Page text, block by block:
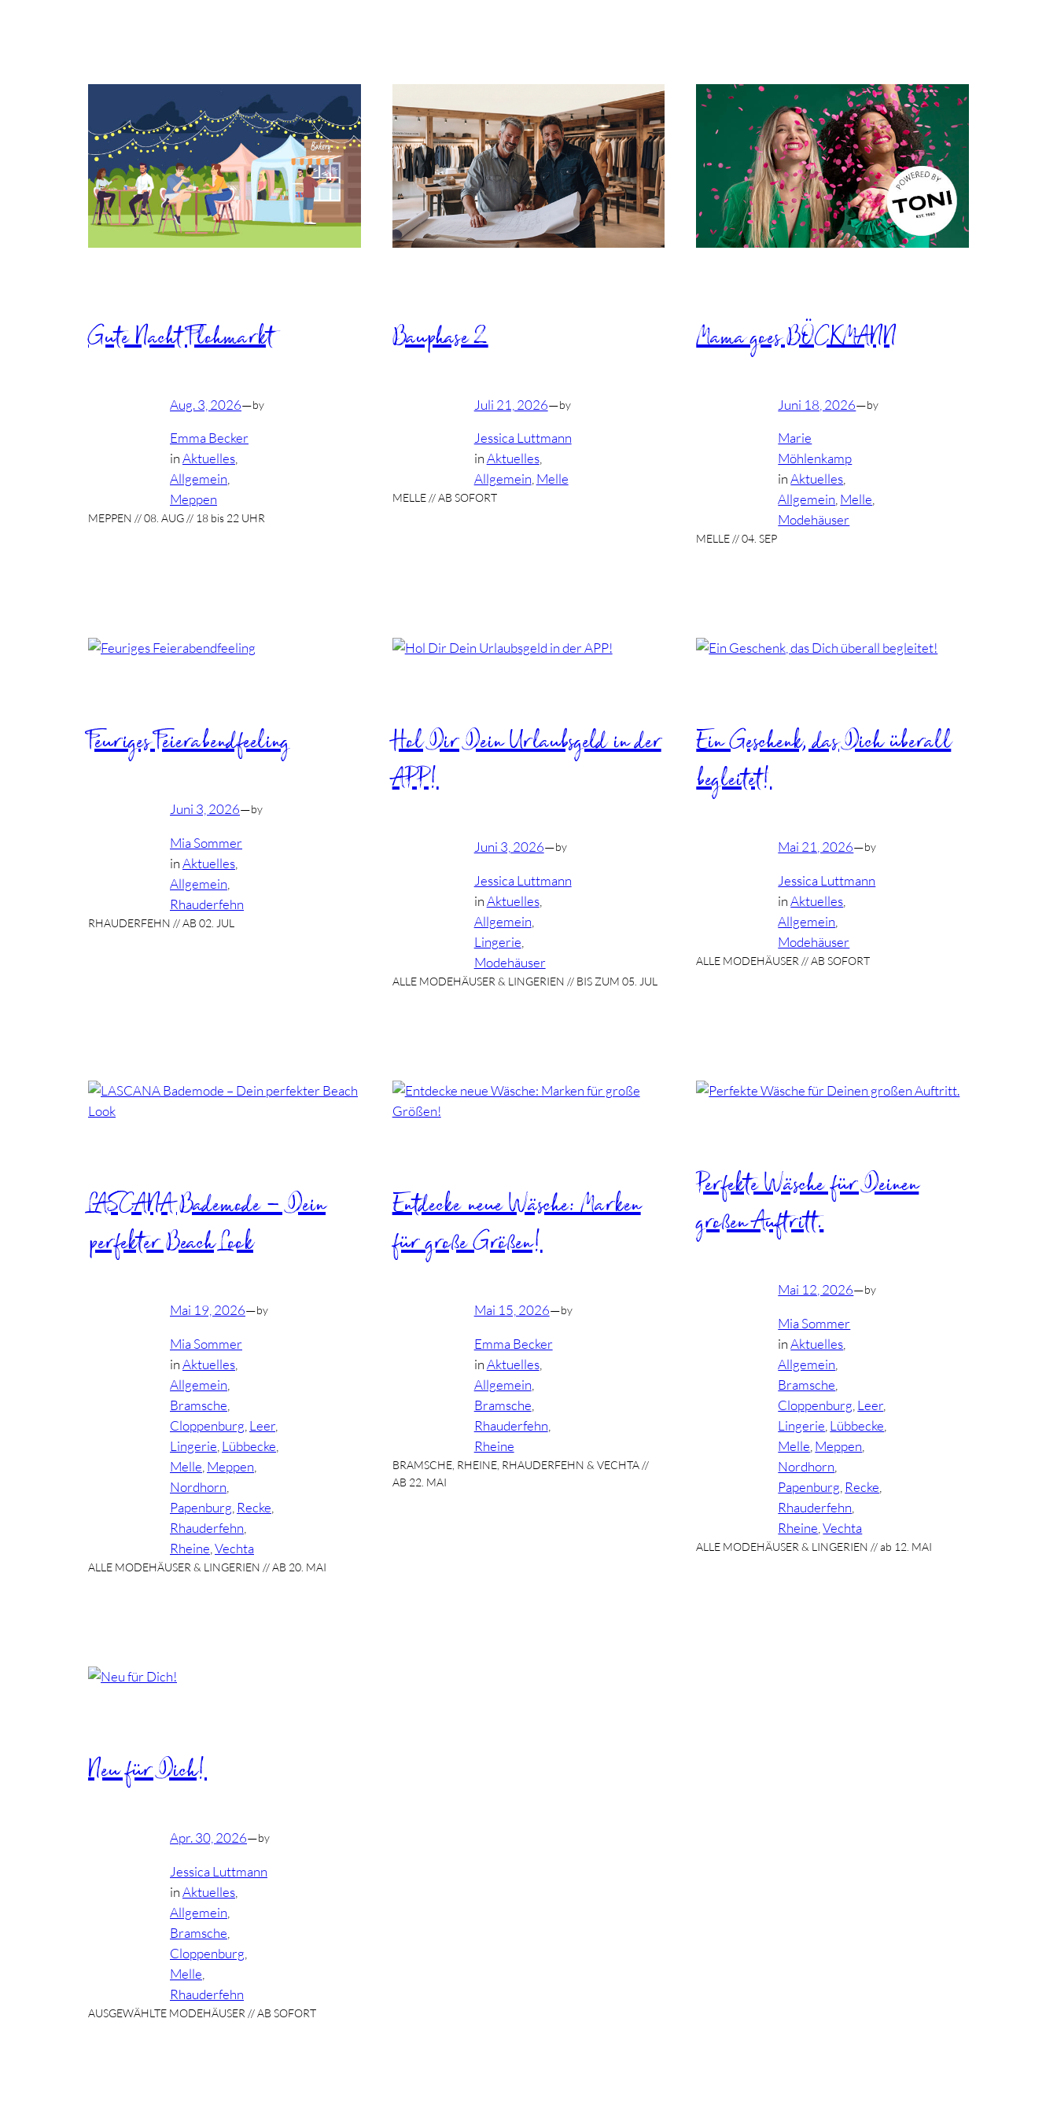
Gute Nacht Flohmarkt
Aug. 3, 2026—by
Emma Becker
inAktuelles
Allgemein
Meppen
MEPPEN // 08. AUG // 18 bis 22 UHR
Bauphase 2
Juli 21, 2026—by
Jessica Luttmann
inAktuelles,
Allgemein, Melle
MELLE // AB SOFORT
Mama goes BÖCKMANN
Juni 18, 2026—by
Marie
Möhlenkamp
inAktuelles
Allgemein, Melle
Modehäuser
MELLE // 04. SEP
Feuriges Feierabendfeeling
Juni 3, 2026—by
Mia Sommer
inAktuelles
Allgemein
Rhauderfehn
RHAUDERFEHN // AB 02. JUL
Hol Dir Dein Urlaubsgeld in der
APP!
Juni 3, 2026—by
Jessica Luttmann
inAktuelles
Allgemein
Lingerie
Modehäuser
ALLE MODEHÄUSER & LINGERIEN // BIS ZUM 05. JUL
Ein Geschenk, das Dich überall
begleitet!
Mai 21, 2026—by
Jessica Luttmann
inAktuelles
Allgemein
Modehäuser
ALLE MODEHÄUSER // AB SOFORT
LASCANA Bademode – Dein
perfekter Beach Look
Mai 19, 2026—by
Mia Sommer
inAktuelles
Allgemein
Bramsche
Cloppenburg Leer
Lingerie Lübbecke
Melle Meppen
Nordhorn
Papenburg Recke
Rhauderfehn
Rheine Vechta
ALLE MODEHÄUSER & LINGERIEN // AB 20. MAI
Entdecke neue Wäsche: Marken
für große Größen!
Mai 15, 2026—by
Emma Becker
inAktuelles
Allgemein
Bramsche
Rhauderfehn
Rheine
BRAMSCHE, RHEINE, RHAUDERFEHN & VECHTA //
AB 22. MAI
Perfekte Wäsche für Deinen
großen Auftritt.
Mai 12, 2026—by
Mia Sommer
inAktuelles
Allgemein
Bramsche
Cloppenburg Leer
Lingerie Lübbecke
Melle Meppen
Nordhorn
Papenburg Recke
Rhauderfehn
Rheine , Vechta
ALLE MODEHÄUSER & LINGERIEN // ab 12. MAI
Neu für Dich!
Apr. 30, 2026—by
Jessica Luttmann
inAktuelles
Allgemein
Bramsche
Cloppenburg
Melle
Rhauderfehn
AUSGEWÄHLTE MODEHÄUSER // AB SOFORT